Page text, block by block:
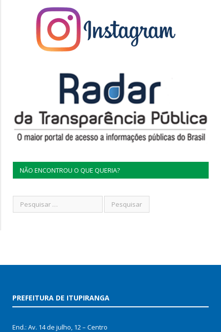
NÃO ENCONTROU O QUE QUERIA?
PREFEITURA DE ITUPIRANGA
End.: Av. 14 de julho, 12 – Centro